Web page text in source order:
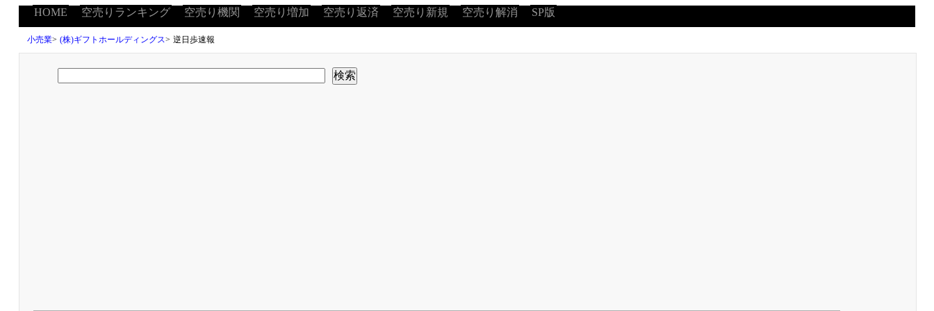
HOME 空売りランキング 空売り機関 空売り増加 空売り返済 空売り新規 空売り解消 SP版
小売業> (株)ギフトホールディングス> 逆日歩速報